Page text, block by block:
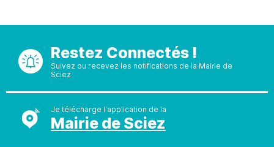
Restez Connectés !
Suivez ou recevez les notifications de la Mairie de
Sciez
Je télécharge l'application de la
Mairie de Sciez